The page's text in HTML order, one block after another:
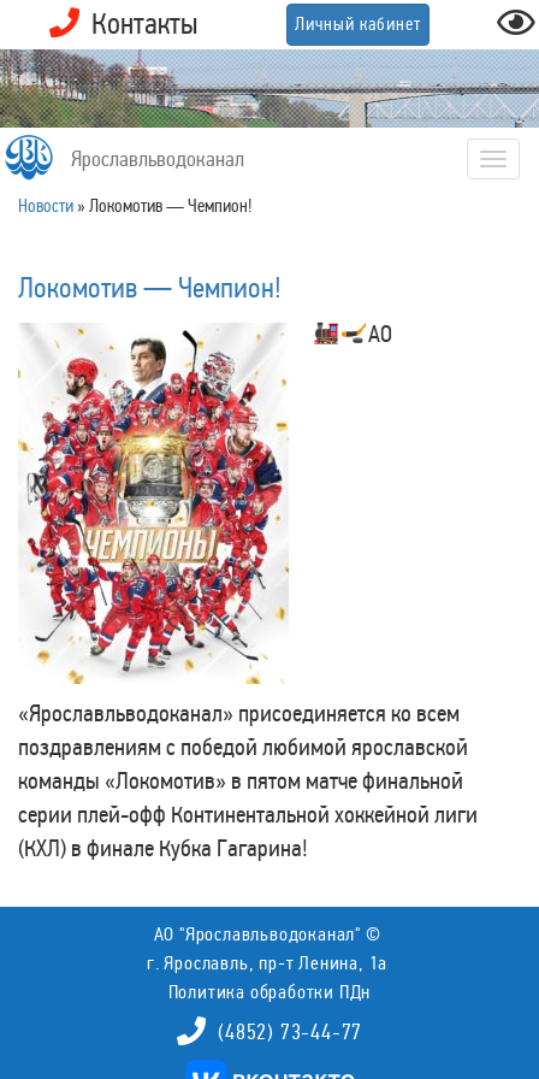
Контакты Личный кабинет
Ярославльводоканал
Новости » Локомотив — Чемпион!
Локомотив — Чемпион!
АО
«Ярославльводоканал» присоединяется ко всем
поздравлениям с победой любимой ярославской
команды «Локомотив» в пятом матче финальной
серии плей-офф Континентальной хоккейной лиги
(КХЛ) в финале Кубка Гагарина!
АО "Ярославльводоканал" ©
г. Ярославль, пр-т Ленина, 1а
Политика обработки ПДн
(4852) 73-44-77